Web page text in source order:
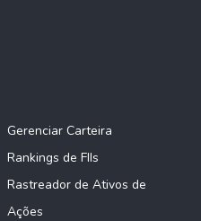
Gerenciar Carteira
Rankings de FIIs
Rastreador de Ativos de
Ações